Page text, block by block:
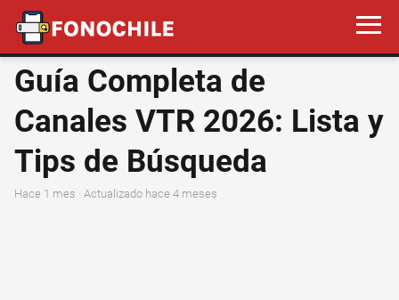
Guía Completa de
Canales VTR 2026: Lista y
Tips de Búsqueda
hace 1 mes · Actualizado hace 4 meses